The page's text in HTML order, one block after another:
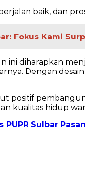
baik, dan
Fokus Kami
ini diharapkan
Dengan
positif
kualitas hidup
PUPR Sulbar